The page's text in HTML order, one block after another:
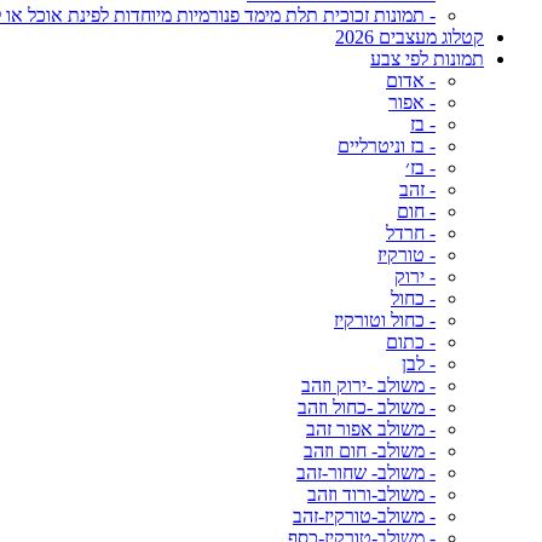
- תמונות זכוכית תלת מימד פנורמיות מיוחדות לפינת אוכל או
קטלוג מעצבים 2026
תמונות לפי צבע
- אדום
- אפור
- בז
- בז וניטרליים
- בז׳
- זהב
- חום
- חרדל
- טורקיז
- ירוק
- כחול
- כחול וטורקיז
- כתום
- לבן
- משולב -ירוק וזהב
- משולב -כחול וזהב
- משולב אפור זהב
- משולב- חום וזהב
- משולב- שחור-זהב
- משולב-ורוד וזהב
- משולב-טורקיז-זהב
- משולב-טורקיז-כסף